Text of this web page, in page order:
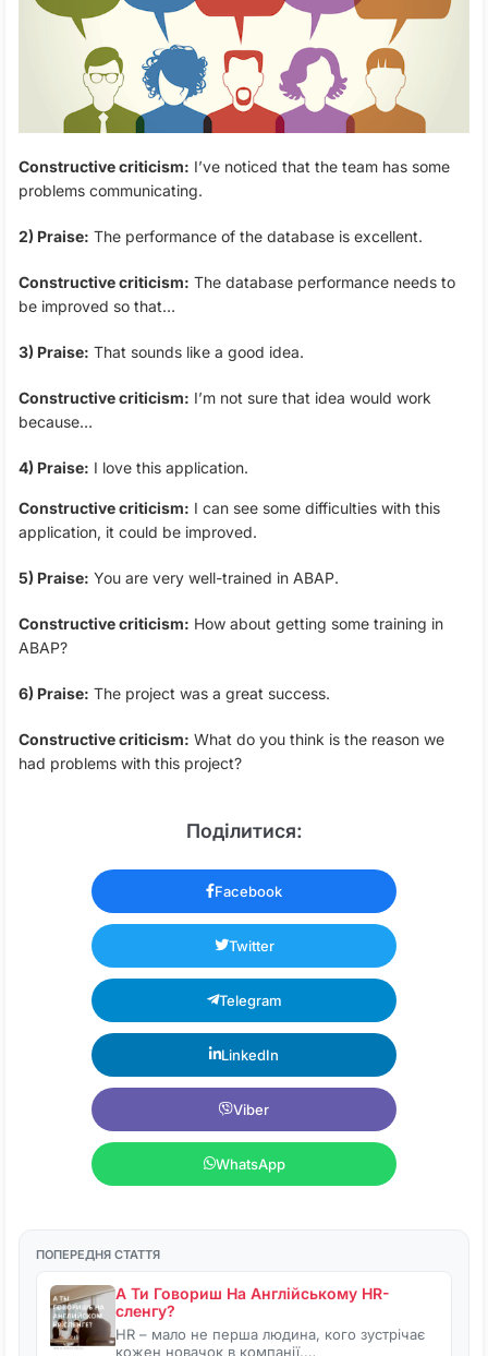
Constructive criticism: I’ve noticed that the team has some
problems communicating.
2) Praise: The performance of the database is excellent.
Constructive criticism: The database performance needs to
be improved so that…
3) Praise: That sounds like a good idea.
Constructive criticism: I’m not sure that idea would work
because…
4) Praise: I love this application.
Constructive criticism: I can see some difficulties with this
application, it could be improved.
5) Praise: You are very well-trained in ABAP.
Constructive criticism: How about getting some training in
ABAP?
6) Praise: The project was a great success.
Constructive criticism: What do you think is the reason we
had problems with this project?
Поділитися:
Facebook
Twitter
Telegram
LinkedIn
Viber
WhatsApp
ПОПЕРЕДНЯ СТАТТЯ
А Ти Говориш На Англійському HR-
сленгу?
HR – мало не перша людина, кого зустрічає
кожен новачок в компанії.…